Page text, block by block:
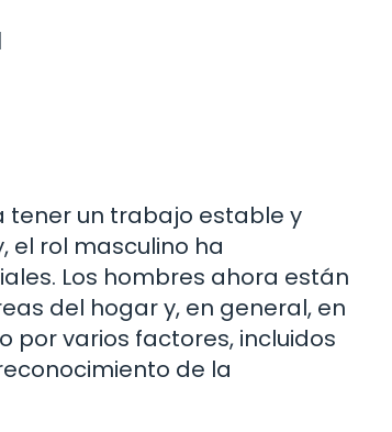
tener un trabajo estable y
el rol masculino ha
Los hombres ahora están
del hogar y, en general, en
por varios factores, incluidos
de la